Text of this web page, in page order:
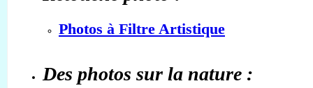
Photos à Filtre Artistique
Des photos sur la nature :